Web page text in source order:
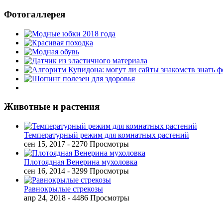
Фотогаллерея
Животные и растения
Температурный режим для комнатных растений
сен 15, 2017 - 2270 Просмотры
Плотоядная Венерина мухоловка
сен 16, 2014 - 3299 Просмотры
Равнокрылые стрекозы
апр 24, 2018 - 4486 Просмотры